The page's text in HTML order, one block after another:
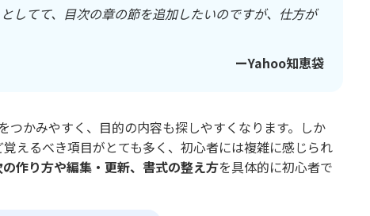
してて、目次の章の節を追加したいのですが、仕方が
ーYahoo知恵袋
かみやすく、目的の内容も探しやすくなります。しか
えるべき項目がとても多く、初心者には複雑に感じられ
作り方や編集・更新、書式の整え方を具体的に初心者で